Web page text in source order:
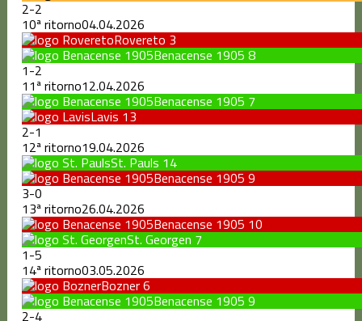
2-2
10ª ritorno04.04.2026
Rovereto 3
Benacense 1905 8
1-2
11ª ritorno12.04.2026
Benacense 1905 7
Lavis 13
2-1
12ª ritorno19.04.2026
St. Pauls 14
Benacense 1905 9
3-0
13ª ritorno26.04.2026
Benacense 1905 10
St. Georgen 7
1-5
14ª ritorno03.05.2026
Bozner6
Benacense 1905 9
2-4